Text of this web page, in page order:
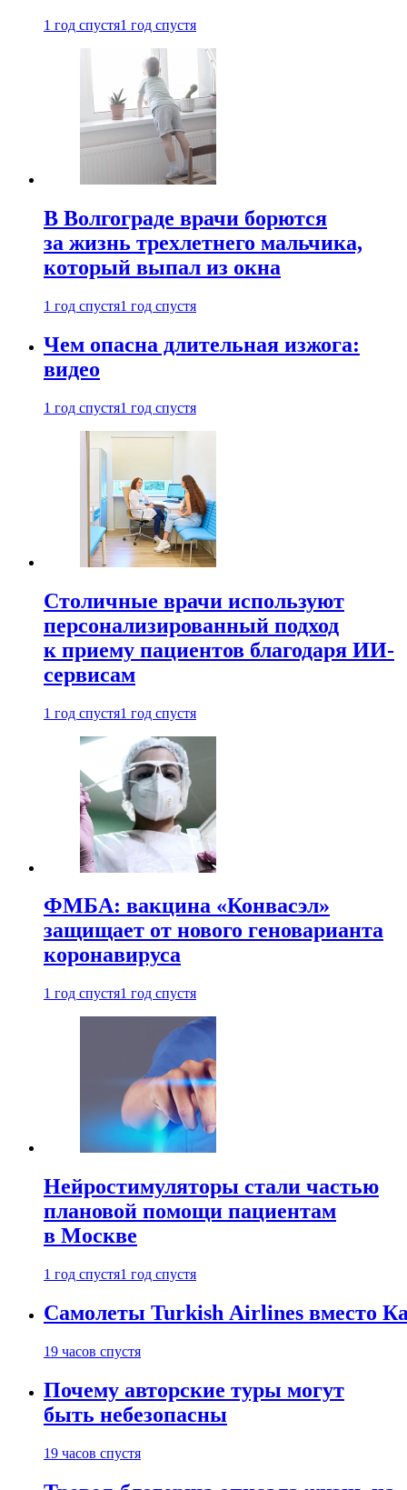
1 год спустя1 год спустя
В Волгограде врачи борются
за жизнь трехлетнего мальчика,
который выпал из окна
1 год спустя1 год спустя
Чем опасна длительная изжога:
видео
1 год спустя1 год спустя
Столичные врачи используют
персонализированный подход
к приему пациентов благодаря ИИ-
сервисам
1 год спустя1 год спустя
ФМБА: вакцина «Конвасэл»
защищает от нового геноварианта
коронавируса
1 год спустя1 год спустя
Нейростимуляторы стали частью
плановой помощи пациентам
в Москве
1 год спустя1 год спустя
Самолеты Turkish Airlines вместо
19 часов спустя
Почему авторские туры могут
быть небезопасны
19 часов спустя